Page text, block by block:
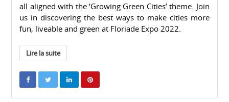
all aligned with the ‘Growing Green Cities’ theme. Join
us in discovering the best ways to make cities more
fun, liveable and green at Floriade Expo 2022.
Lire la suite